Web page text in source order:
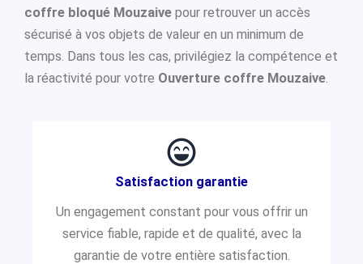
coffre bloqué Mouzaive pour retrouver un accès
sécurisé à vos objets de valeur en un minimum de
temps. Dans tous les cas, privilégiez la compétence et
la réactivité pour votre Ouverture coffre Mouzaive.
Satisfaction garantie
Un engagement constant pour vous offrir un
service fiable, rapide et de qualité, avec la
garantie de votre entière satisfaction.